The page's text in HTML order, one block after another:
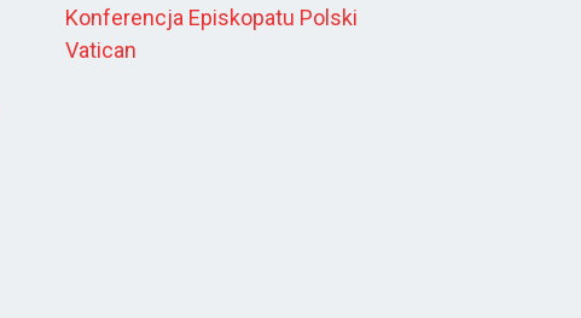
Konferencja Episkopatu Polski
Vatican